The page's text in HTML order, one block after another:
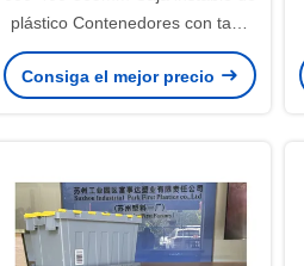
plástico Contenedores con tapa
adjunto
Consiga el mejor precio